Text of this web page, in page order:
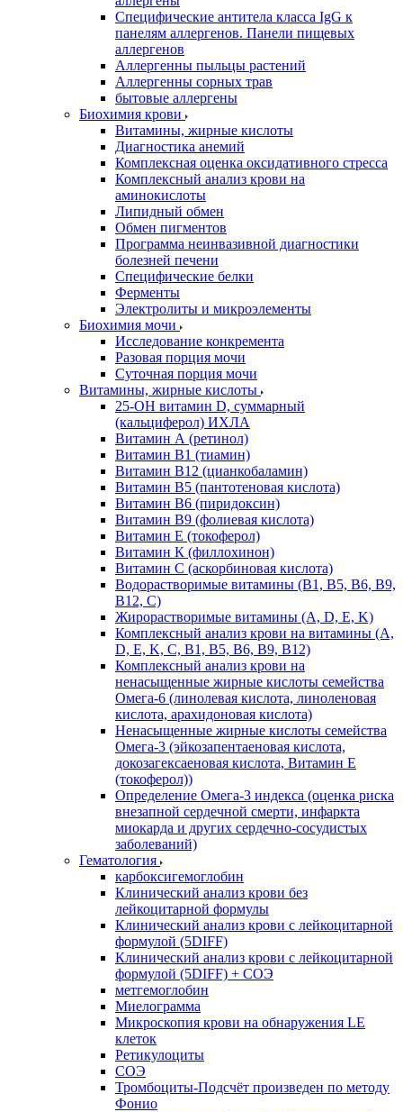
Специфические антитела класса IgG к
панелям аллергенов. Панели пищевых
аллергенов
Аллергенны пыльцы растений
Аллергенны сорных трав
бытовые аллергены
Биохимия крови
Витамины, жирные кислоты
Диагностика анемий
Комплексная оценка оксидативного стресса
Комплексный анализ крови на
аминокислоты
Липидный обмен
Обмен пигментов
Программа неинвазивной диагностики
болезней печени
Специфические белки
Ферменты
Электролиты и микроэлементы
Биохимия мочи
Исследование конкремента
Разовая порция мочи
Суточная порция мочи
Витамины, жирные кислоты
25-OH витамин D, суммарный
(кальциферол) ИХЛА
Витамин А (ретинол)
Витамин В1 (тиамин)
Витамин В12 (цианкобаламин)
Витамин В5 (пантотеновая кислота)
Витамин В6 (пиридоксин)
Витамин В9 (фолиевая кислота)
Витамин Е (токоферол)
Витамин К (филлохинон)
Витамин С (аскорбиновая кислота)
Водорастворимые витамины (B1, B5, B6, В9,
В12, С)
Жирорастворимые витамины (A, D, E, K)
Комплексный анализ крови на витамины (A,
D, E, K, C, B1, B5, B6, В9, B12)
Комплексный анализ крови на
ненасыщенные жирные кислоты семейства
Омега-6 (линолевая кислота, линоленовая
кислота, арахидоновая кислота)
Ненасыщенные жирные кислоты семейства
Омега-3 (эйкозапентаеновая кислота,
докозагексаеновая кислота, Витамин E
(токоферол))
Определение Омега-3 индекса (оценка риска
внезапной сердечной смерти, инфаркта
миокарда и других сердечно-сосудистых
заболеваний)
Гематология
карбоксигемоглобин
Клинический анализ крови без
лейкоцитарной формулы
Клинический анализ крови с лейкоцитарной
формулой (5DIFF)
Клинический анализ крови с лейкоцитарной
формулой (5DIFF) + СОЭ
метгемоглобин
Миелограмма
Микроскопия крови на обнаружения LE
клеток
Ретикулоциты
СОЭ
Тромбоциты-Подсчёт произведен по методу
Фонио